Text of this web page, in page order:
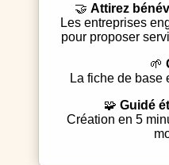
Attirez
Les entreprises
pour proposer
La fiche de base
Guidé
Création en 5